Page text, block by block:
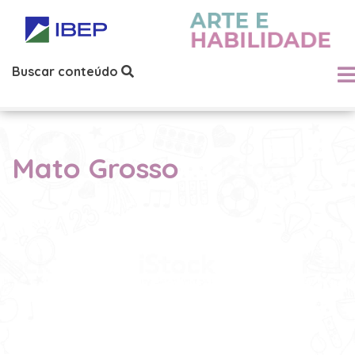
Buscar conteúdo
Mato Grosso